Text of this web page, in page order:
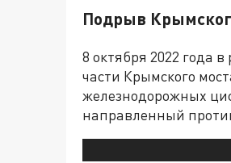
Подрыв
8 октября 2022 года
части Крымского
железнодорожных
направленный